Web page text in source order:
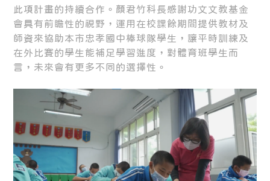
此項計畫的持續合作。顏君竹科長感謝功文文教基金
會具有前瞻性的視野，運用在校課餘期間提供教材及
師資來協助本市忠孝國中棒球隊學生，讓平時訓練及
在外比賽的學生能補足學習進度，對體育班學生而
言，未來會有更多不同的選擇性。